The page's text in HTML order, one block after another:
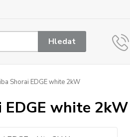
Hledat
Shorai EDGE white 2kW
EDGE white 2kW